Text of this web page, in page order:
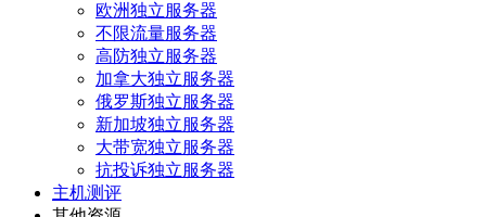
欧洲独立服务器
不限流量服务器
高防独立服务器
加拿大独立服务器
俄罗斯独立服务器
新加坡独立服务器
大带宽独立服务器
抗投诉独立服务器
主机测评